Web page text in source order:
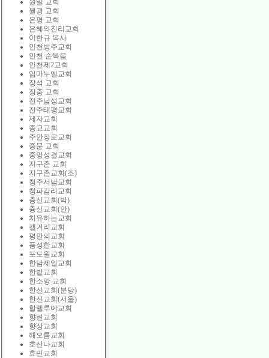
원일 교회
월광 교회
은평 교회
은혜와진리교회
이한규 목사
인천방주교회
인천 순복음
인천제2교회
임마누엘교회
장석 교회
장충 교회
전주남성교회
전주태평교회
제자교회
종교교회
주안장로교회
중문 교회
중앙성결교회
지구촌 교회
지구촌교회(조)
청주서남교회
청파감리교회
충신교회(박)
충신교회(안)
치유하는교회
캘거리교회
평안의교회
풍성한교회
포도원교회
한남제일교회
한밭교회
한소망 교회
한신교회(분당)
한신교회(서울)
할렐루야교회
향린교회
향상교회
해오름교회
호산나교회
효민교회